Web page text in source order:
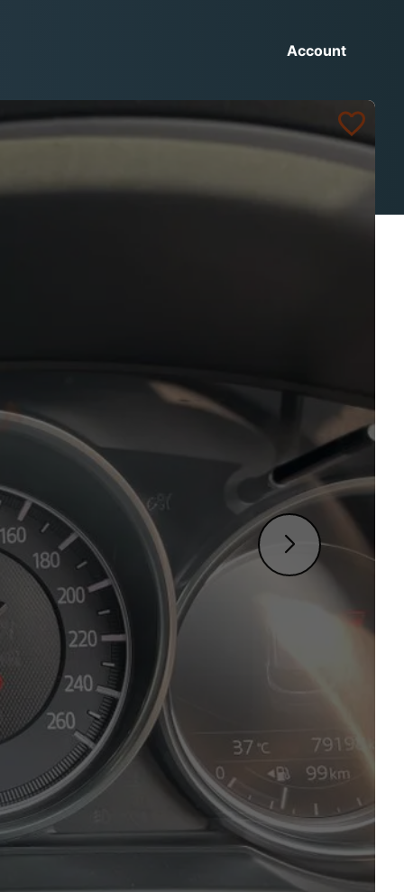
Account